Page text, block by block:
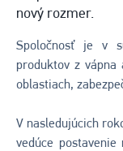
nový rozmer.
Spoločnosť je v
produktov z vápna
oblastiach,
V nasledujúcich
vedúce